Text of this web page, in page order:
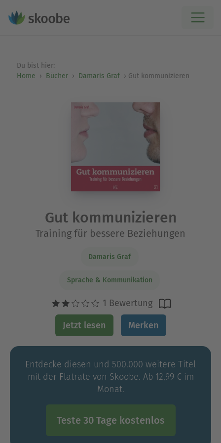
Du bist hier:
Home
Bücher Damaris Graf Gut kommunizieren
Gut kommunizieren
Training für bessere Beziehungen
Damaris Graf
Sprache & Kommunikation
1 Bewertung
Jetzt lesen Merken
Entdecke diesen und 500.000 weitere Titel
mit der Flatrate von Skoobe. Ab 12,99 € im
Monat.
Teste 30 Tage kostenlos